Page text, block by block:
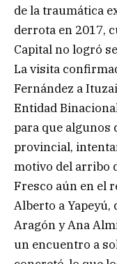
de la traumática
derrota en 2017,
Capital no logró
La visita
Fernández a
Entidad
para que algunos
provincial,
motivo del arribo
Fresco aún en el
Alberto a Yapeyú,
Aragón y Ana
un encuentro a